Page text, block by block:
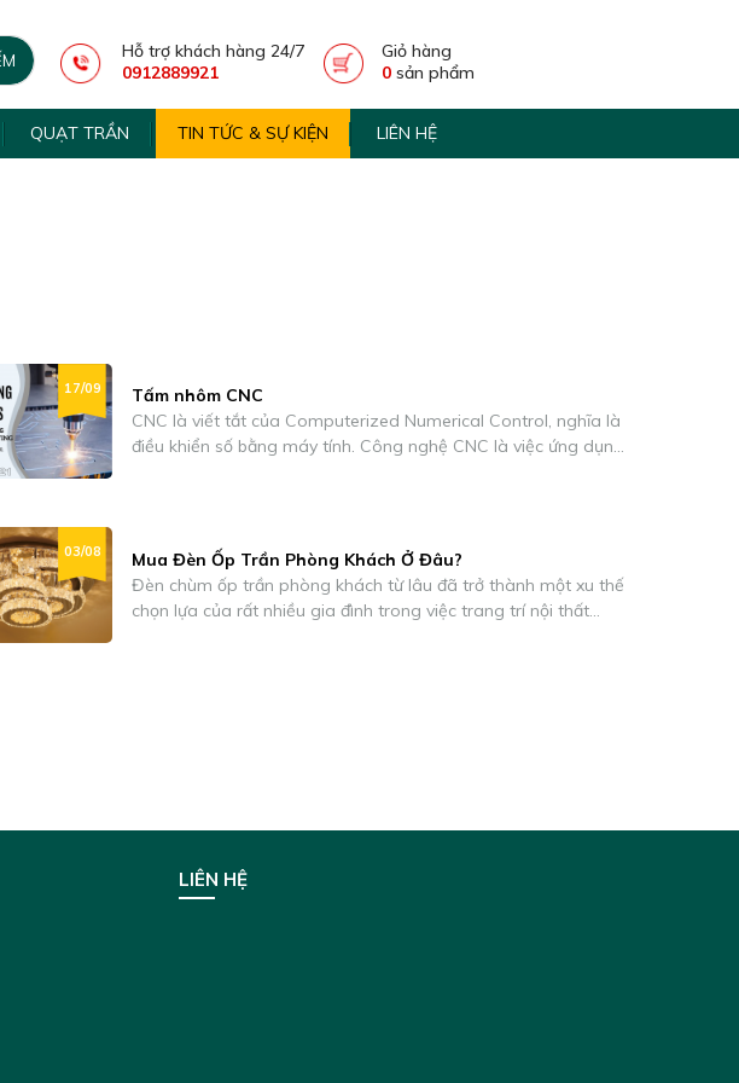
Hỗ trợ khách hàng 24/7
0912889921
Giỏ hàng
0sản phẩm
QUẠT TRẦN TIN TỨC & SỰ KIỆN LIÊN HỆ
17/09
Tấm nhôm CNC
CNC là viết tắt của Computerized Numerical Control, nghĩa là
điều khiển số bằng máy tính. Công nghệ CNC là việc ứng dụng
03/08
Mua Đèn Ốp Trần Phòng Khách Ở Đâu?
Đèn chùm ốp trần phòng khách từ lâu đã trở thành một xu thế
chọn lựa của rất nhiều gia đình trong việc trang trí nội thất
LIÊN HỆ